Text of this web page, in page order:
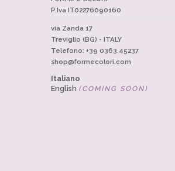
P.Iva IT02276090160
via Zanda 17
Treviglio (BG) - ITALY
Telefono: +39 0363.45237
shop@formecolori.com
Italiano
English (COMING SOON)